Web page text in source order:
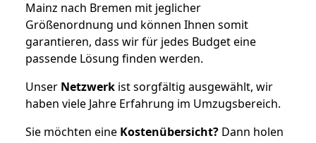
Mainz nach Bremen mit jeglicher
Größenordnung und können Ihnen somit
garantieren, dass wir für jedes Budget eine
passende Lösung finden werden.
Unser Netzwerk ist sorgfältig ausgewählt, wir
haben viele Jahre Erfahrung im Umzugsbereich.
Sie möchten eine Kostenübersicht? Dann holen